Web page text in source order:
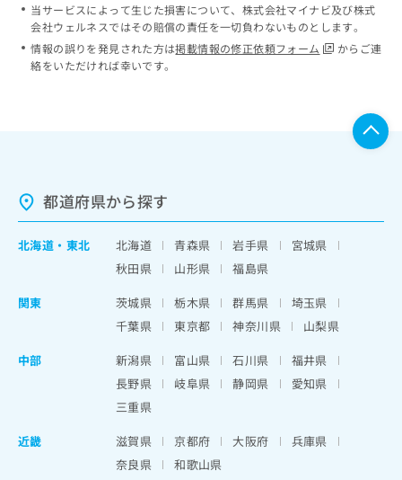
当サービスによって生じた損害について、株式会社マイナビ及び株式
会社ウェルネスではその賠償の責任を一切負わないものとします。
情報の誤りを発見された方は掲載情報の修正依頼フォーム
からご連
絡をいただければ幸いです。
都道府県から探す
北海道 ・ 東北 北海道 青森県 岩手県
宮城県
秋田県
山形県
福島県
関東
茨城県 栃木県 群馬県
埼玉県
千葉県
東京都 神奈川県
山梨県
中部
新潟県 富山県 石川県
福井県
長野県
岐阜県 静岡県
愛知県
三重県
近畿
滋賀県 京都府 大阪府
兵庫県
奈良県
和歌山県